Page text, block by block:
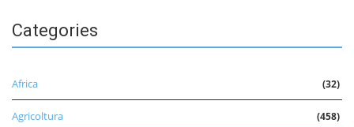
Categories
Africa (32)
Agricoltura (458)